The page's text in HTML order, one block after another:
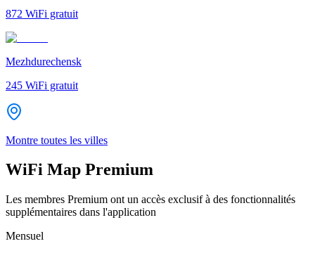
872 WiFi gratuit
Mezhdurechensk
245 WiFi gratuit
Montre toutes les villes
WiFi Map Premium
Les membres Premium ont un accès exclusif à des fonctionnalités
supplémentaires dans l'application
Mensuel